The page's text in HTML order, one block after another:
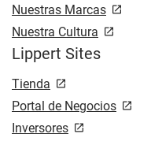
Nuestras Marcas
Nuestra Cultura
Lippert Sites
Tienda
Portal de Negocios
Inversores